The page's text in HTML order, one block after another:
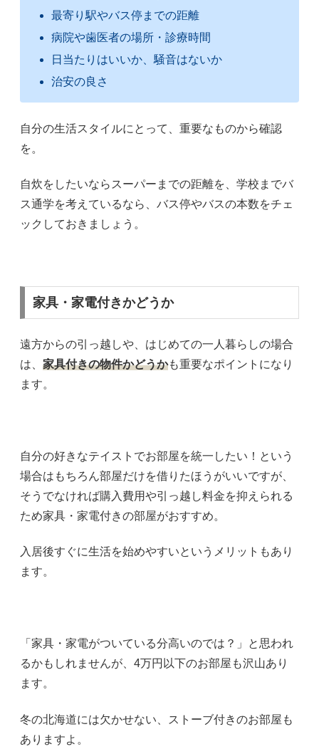
最寄り駅やバス停までの距離
病院や歯医者の場所・診療時間
日当たりはいいか、騒音はないか
治安の良さ
自分の生活スタイルにとって、重要なものから確認
を。
自炊をしたいならスーパーまでの距離を、学校までバ
ス通学を考えているなら、バス停やバスの本数をチェ
ックしておきましょう。
家具・家電付きかどうか
遠方からの引っ越しや、はじめての一人暮らしの場合
は、 家具付きの物件かどうかも重要なポイントになり
ます。
自分の好きなテイストでお部屋を統一したい！という
場合はもちろん部屋だけを借りたほうがいいですが、
そうでなければ購入費用や引っ越し料金を抑えられる
ため家具・家電付きの部屋がおすすめ。
入居後すぐに生活を始めやすいというメリットもあり
ます。
「家具・家電がついている分高いのでは？」と思われ
るかもしれませんが、4万円以下のお部屋も沢山あり
ます。
冬の北海道には欠かせない、ストーブ付きのお部屋も
ありますよ。